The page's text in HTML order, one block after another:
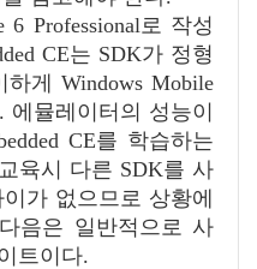
Professional로 작성
CE는 SDK가 정형
게 Windows Mobile
뮬레이터의 성능이
CE를 학습하는
육시 다른 SDK를 사
가 없으므로 상황에
음은 일반적으로 사
트이다.